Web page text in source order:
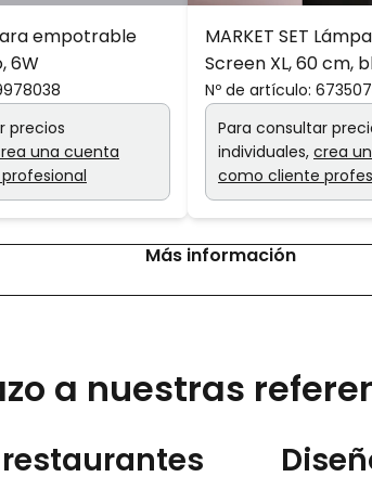
empotrable
6W
precios
una cuenta
MARKET SET
Screen XL, 60 cm,
Nº de artículo:
Para consultar
individuales, crea
como cliente
Más información
a nuestras